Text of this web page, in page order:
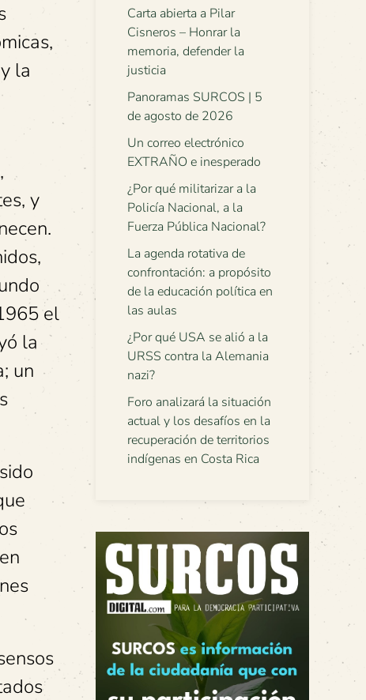
la
y
el
la
un
Carta abierta a Pilar
Cisneros – Honrar la
memoria, defender la
justicia
Panoramas SURCOS | 5
de agosto de 2026
Un correo electrónico
EXTRAÑO e inesperado
¿Por qué militarizar a la
Policía Nacional, a la
Fuerza Pública Nacional?
La agenda rotativa de
confrontación: a propósito
de la educación política en
las aulas
¿Por qué USA se alió a la
URSS contra la Alemania
nazi?
Foro analizará la situación
actual y los desafíos en la
recuperación de territorios
indígenas en Costa Rica